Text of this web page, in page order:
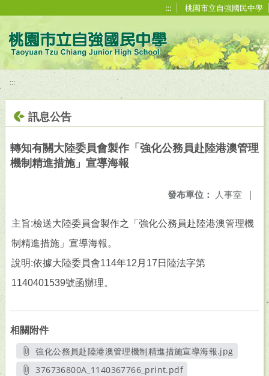
::: 桃園市立自強國民中學
:::
訊息公告
轉知有關大陸委員會製作「強化公務員赴陸港澳管理
機制精進措施」宣導海報
發布單位： 人事室 |
主旨:檢送大陸委員會製作之「強化公務員赴陸港澳管理機
制精進措施」宣導海報。
說明:依據大陸委員會114年12月17日陸法字第
1140401539號函辦理。
相關附件
強化公務員赴陸港澳管理機制精進措施宣導海報.jpg
另開新視窗
376736800A_1140367766_print.pdf